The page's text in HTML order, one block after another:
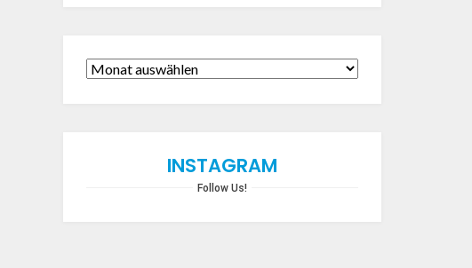
INSTAGRAM
Follow Us!